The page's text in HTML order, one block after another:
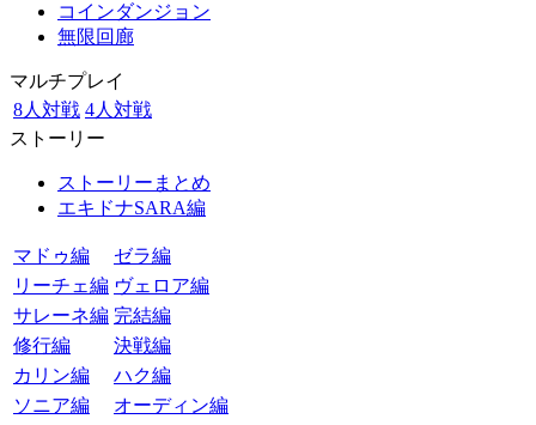
コインダンジョン
無限回廊
マルチプレイ
8人対戦 4人対戦
ストーリー
ストーリーまとめ
エキドナSARA編
マドゥ編
ゼラ編
リーチェ編 ヴェロア編
サレーネ編 完結編
修行編
決戦編
カリン編
ハク編
ソニア編
オーディン編